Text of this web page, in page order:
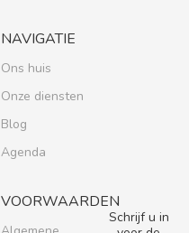
NAVIGATIE
Ons huis
Onze diensten
Blog
Agenda
VOORWAARDEN
Schrijf u in